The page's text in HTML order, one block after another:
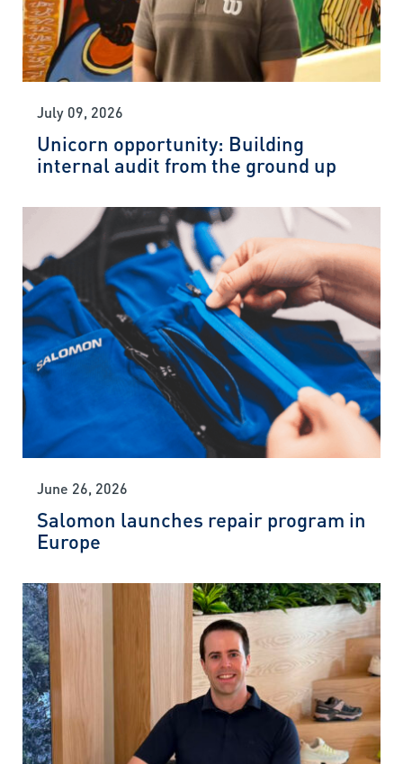
July 09, 2026
Unicorn opportunity: Building
internal audit from the ground up
June 26, 2026
Salomon launches repair program in
Europe